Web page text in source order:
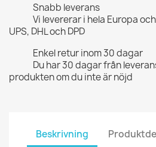
Snabb leverans
Vi levererar i hela Europa
UPS, DHL och DPD
Enkel retur inom 30 dagar
Du har 30 dagar från
produkten om du inte är nöjd
Beskrivning